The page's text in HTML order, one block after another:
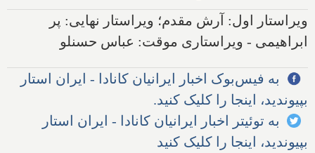
ویراستار اول: آرش مقدم؛ ویراستار نهایی: پر
ابراهیمی - ویراستاری موقت: عباس حسنلو
به فیس‌بوک اخبار ایرانیان کانادا - ایران استار
بپیوندید، اینجا را کلیک کنید.
به توئیتر اخبار ایرانیان کانادا - ایران استار
بپیوندید، اینجا را کلیک کنید